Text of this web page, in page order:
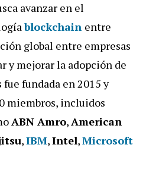
avanzar en el
blockchain entre
global entre empresas
y mejorar la adopción de
fue fundada en 2015 y
miembros, incluidos
ABN Amro,American
,IBM,Intel,Microsoft